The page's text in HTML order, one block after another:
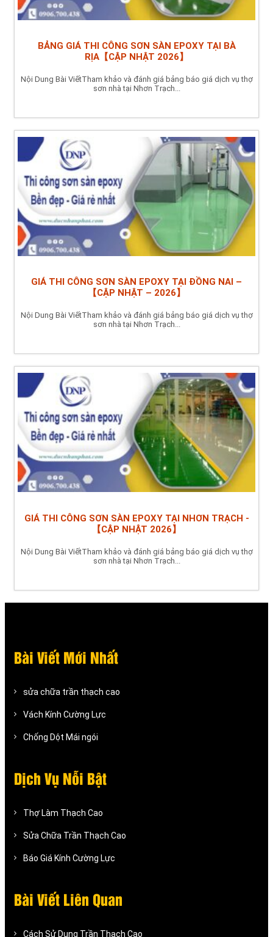
BẢNG GIÁ THI CÔNG SƠN SÀN EPOXY TẠI BÀ
RỊA【CẬP NHẬT 2026】
Nội Dung Bài ViếtTham khảo và đánh giá bảng báo giá dịch vụ thợ
sơn nhà tại Nhơn Trạch...
GIÁ THI CÔNG SƠN SÀN EPOXY TẠI ĐỒNG NAI –
【CẬP NHẬT – 2026】
Nội Dung Bài ViếtTham khảo và đánh giá bảng báo giá dịch vụ thợ
sơn nhà tại Nhơn Trạch...
GIÁ THI CÔNG SƠN SÀN EPOXY TẠI NHƠN TRẠCH -
【CẬP NHẬT 2026】
Nội Dung Bài ViếtTham khảo và đánh giá bảng báo giá dịch vụ thợ
sơn nhà tại Nhơn Trạch...
Bài Viết Mới Nhất
sửa chữa trần thạch cao
Vách Kính Cường Lực
Chống Dột Mái ngói
Dịch Vụ Nỗi Bật
Thợ Làm Thạch Cao
Sửa Chữa Trần Thạch Cao
Báo Giá Kính Cường Lực
Bài Viết Liên Quan
Cách Sử Dụng Trần Thạch Cao